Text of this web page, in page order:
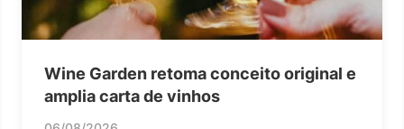
Wine Garden retoma conceito original e
amplia carta de vinhos